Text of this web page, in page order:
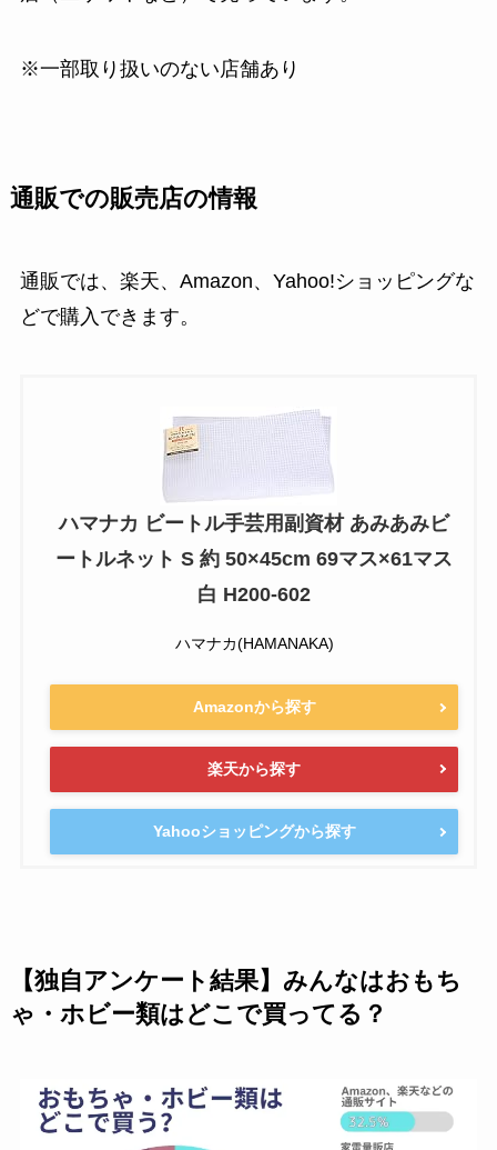
※一部取り扱いのない店舗あり
通販での販売店の情報
通販では、楽天、Amazon、Yahoo!ショッピングな
どで購入できます。
ハマナカ ビートル手芸用副資材 あみあみビ
ートルネット S 約 50×45cm 69マス×61マス
白 H200-602
ハマナカ(HAMANAKA)
Amazonから探す
楽天から探す
Yahooショッピングから探す
【独自アンケート結果】みんなはおもち
ゃ・ホビー類はどこで買ってる？